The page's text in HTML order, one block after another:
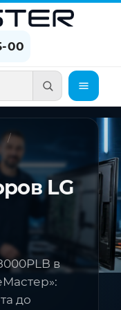
00
LG
в
до